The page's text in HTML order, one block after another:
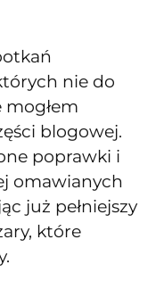
nie do
mogłem
blogowej.
poprawki i
omawianych
już pełniejszy
które